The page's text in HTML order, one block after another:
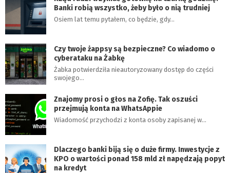
Banki robią wszystko, żeby było o nią trudniej
Osiem lat temu pytałem, co będzie, gdy…
Czy twoje żappsy są bezpieczne? Co wiadomo o
cyberataku na Żabkę
Żabka potwierdziła nieautoryzowany dostęp do części
swojego…
Znajomy prosi o głos na Zofię. Tak oszuści
przejmują konta na WhatsAppie
Wiadomość przychodzi z konta osoby zapisanej w…
Dlaczego banki biją się o duże firmy. Inwestycje z
KPO o wartości ponad 158 mld zł napędzają popyt
na kredyt